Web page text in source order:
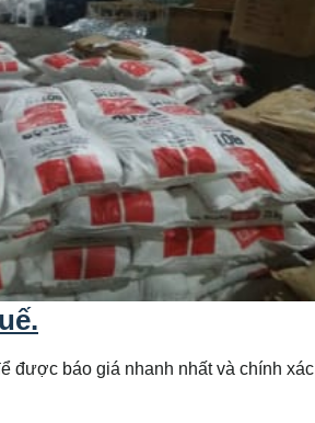
.
được báo giá nhanh nhất và chính xác